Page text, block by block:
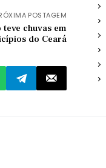
POSTAGEM
chuvas em
do Ceará